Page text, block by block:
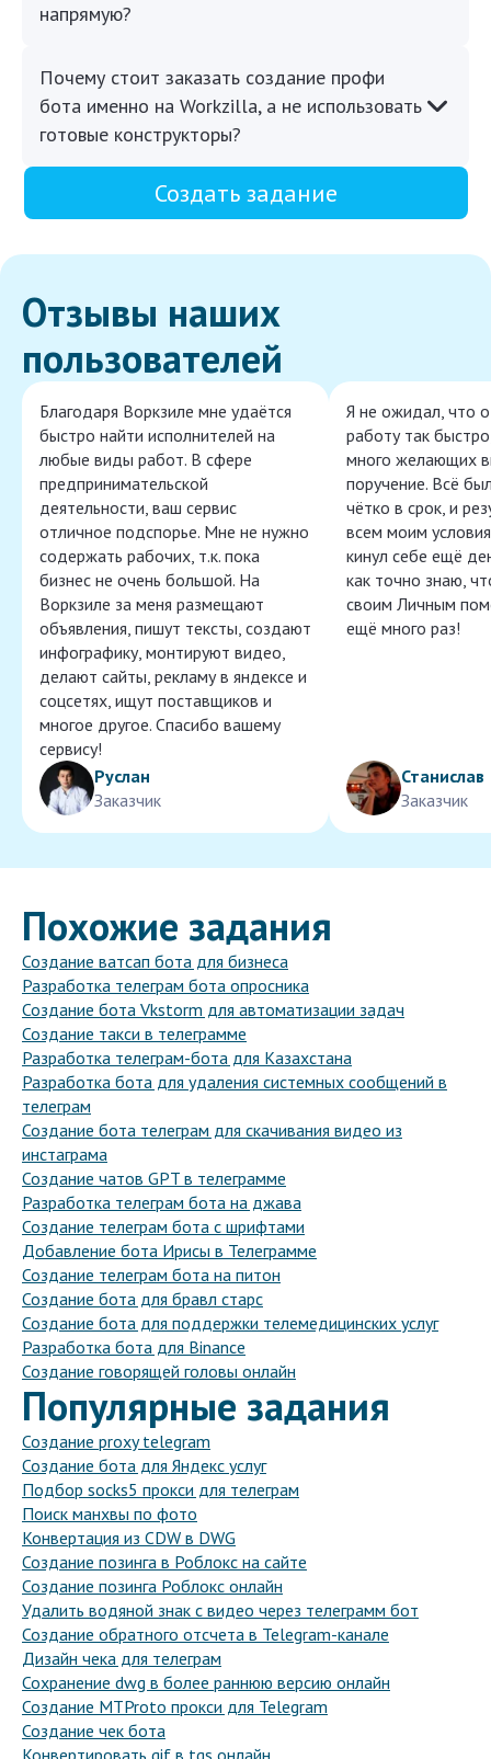
напрямую?
Почему стоит заказать создание профи
бота именно на Workzilla, а не использовать
готовые конструкторы?
Создать задание
Отзывы наших
пользователей
Благодаря Воркзиле мне удаётся
быстро найти исполнителей на
любые виды работ. В сфере
предпринимательской
деятельности, ваш сервис
отличное подспорье. Мне не нужно
содержать рабочих, т.к. пока
бизнес не очень большой. На
Воркзиле за меня размещают
объявления, пишут тексты, создают
инфографику, монтируют видео,
делают сайты, рекламу в яндексе и
соцсетях, ищут поставщиков и
многое другое. Спасибо вашему
сервису!
Руслан
Заказчик
Я не ожидал, что
работу так
много желающих
поручение. Всё
чётко в срок, и
всем моим
кинул себе ещё
как точно знаю,
своим Личным
ещё много раз!
Станислав
Заказчик
Похожие задания
Создание ватсап бота для бизнеса
Разработка телеграм бота опросника
Создание бота Vkstorm для автоматизации задач
Создание такси в телеграмме
Разработка телеграм-бота для Казахстана
Разработка бота для удаления системных сообщений в
телеграм
Создание бота телеграм для скачивания видео из
инстаграма
Создание чатов GPT в телеграмме
Разработка телеграм бота на джава
Создание телеграм бота с шрифтами
Добавление бота Ирисы в Телеграмме
Создание телеграм бота на питон
Создание бота для бравл старс
Создание бота для поддержки телемедицинских услуг
Разработка бота для Binance
Создание говорящей головы онлайн
Популярные задания
Создание proxy telegram
Создание бота для Яндекс услуг
Подбор socks5 прокси для телеграм
Поиск манхвы по фото
Конвертация из CDW в DWG
Создание позинга в Роблокс на сайте
Создание позинга Роблокс онлайн
Удалить водяной знак с видео через телеграмм бот
Создание обратного отсчета в Telegram-канале
Дизайн чека для телеграм
Сохранение dwg в более раннюю версию онлайн
Создание MTProto прокси для Telegram
Создание чек бота